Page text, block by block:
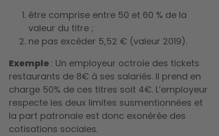
être comprise entre 50 et 60 % de la
valeur du titre ;
ne pas excéder 5,52 € (valeur 2019).
Exemple : Un employeur octroie des tickets
restaurants de 8€ à ses salariés. Il prend en
charge 50% de ces titres soit 4€. L’employeur
respecte les deux limites susmentionnées et
la part patronale est donc exonérée des
cotisations sociales.